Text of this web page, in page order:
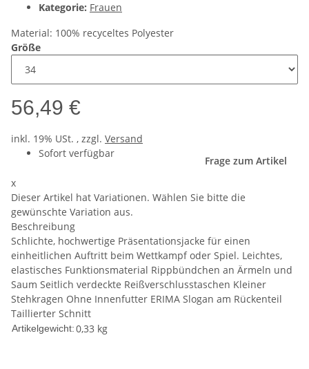
Kategorie: Frauen
Material: 100% recyceltes Polyester
Größe
56,49 €
inkl. 19% USt. , zzgl. Versand
Sofort verfügbar
Frage zum Artikel
x
Dieser Artikel hat Variationen. Wählen Sie bitte die
gewünschte Variation aus.
Beschreibung
Schlichte, hochwertige Präsentationsjacke für einen
einheitlichen Auftritt beim Wettkampf oder Spiel. Leichtes,
elastisches Funktionsmaterial Rippbündchen an Ärmeln und
Saum Seitlich verdeckte Reißverschlusstaschen Kleiner
Stehkragen Ohne Innenfutter ERIMA Slogan am Rückenteil
Taillierter Schnitt
Artikelgewicht:0,33 kg